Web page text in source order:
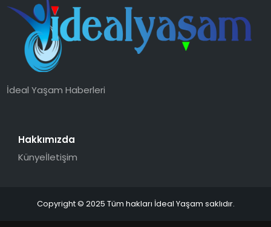
İdeal Yaşam Haberleri
Hakkımızda
Künyeİletişim
Copyright © 2025 Tüm hakları İdeal Yaşam saklıdır.